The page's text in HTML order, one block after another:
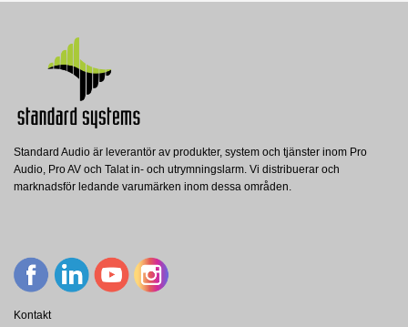
Standard Audio är leverantör av produkter, system och tjänster inom Pro
Audio, Pro AV och Talat in- och utrymningslarm. Vi distribuerar och
marknadsför ledande varumärken inom dessa områden.
Kontakt